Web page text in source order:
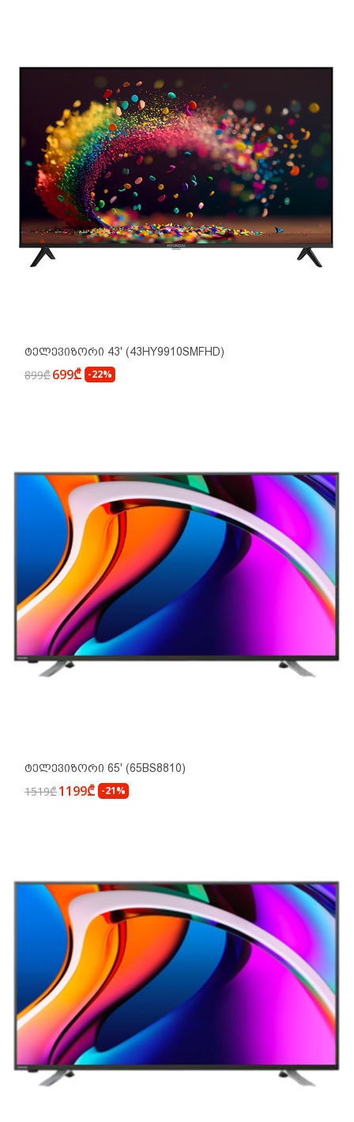
Ტელევიზორი 43' (43HY9910SMFHD)
899₾699₾ -22%
Ტელევიზორი 65' (65BS8810)
1519₾1199₾ -21%